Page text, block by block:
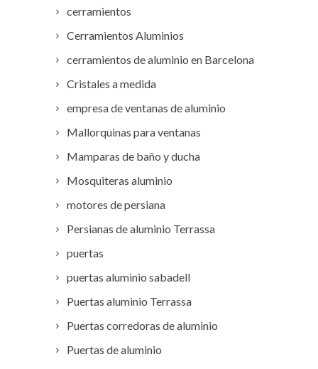
cerramientos
Cerramientos Aluminios
cerramientos de aluminio en Barcelona
Cristales a medida
empresa de ventanas de aluminio
Mallorquinas para ventanas
Mamparas de baño y ducha
Mosquiteras aluminio
motores de persiana
Persianas de aluminio Terrassa
puertas
puertas aluminio sabadell
Puertas aluminio Terrassa
Puertas corredoras de aluminio
Puertas de aluminio